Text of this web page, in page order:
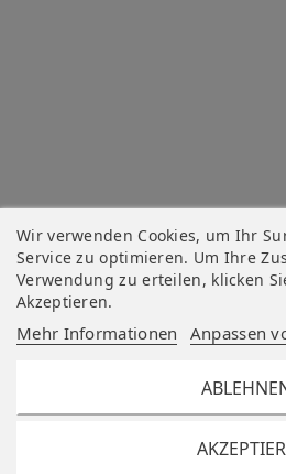
Wir verwenden Cookies, um Ihr
Service zu optimieren. Um Ihre
Verwendung zu erteilen, klicken
Akzeptieren.
Mehr Informationen Anpassen